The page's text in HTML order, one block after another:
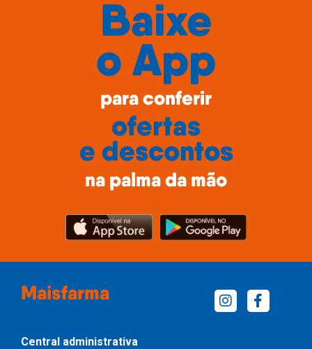
Baixe
o App
para conferir
ofertas
e descontos
na palma da mão
Maisfarma
Central administrativa